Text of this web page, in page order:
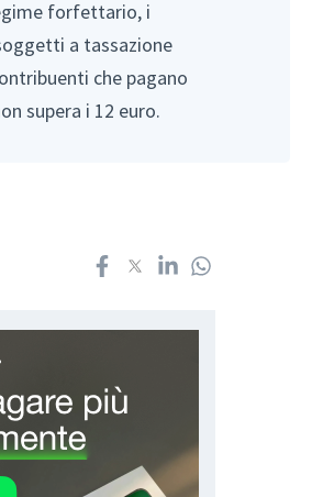
forfettario, i
a tassazione
che pagano
supera i 12 euro.